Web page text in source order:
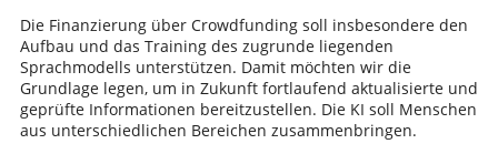
Die Finanzierung über Crowdfunding soll insbesondere den
Aufbau und das Training des zugrunde liegenden
Sprachmodells unterstützen. Damit möchten wir die
Grundlage legen, um in Zukunft fortlaufend aktualisierte und
geprüfte Informationen bereitzustellen. Die KI soll Menschen
aus unterschiedlichen Bereichen zusammenbringen.